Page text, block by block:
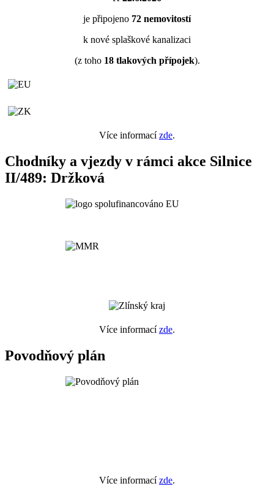
je připojeno 72 nemovitostí
k nové splaškové kanalizaci
(z toho 18tlakových přípojek).
Více informacízde.
Chodníky a vjezdy v rámci akce Silnice
II/489: Držková
Více informacízde.
Povodňový plán
Více informacízde.